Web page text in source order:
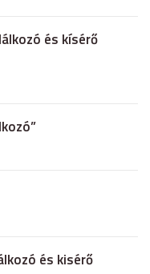
és kísérő
és kisérő